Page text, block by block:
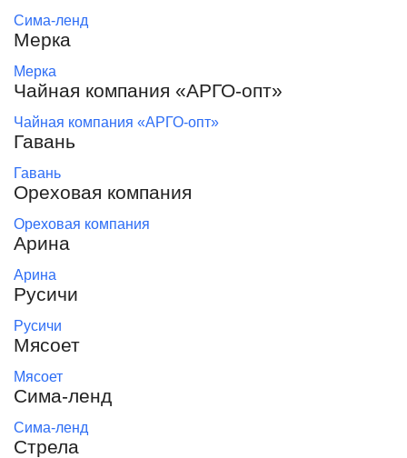
Сима-ленд
Мерка
Мерка
Чайная компания «АРГО-опт»
Чайная компания «АРГО-опт»
Гавань
Гавань
Ореховая компания
Ореховая компания
Арина
Арина
Русичи
Русичи
Мясоет
Мясоет
Сима-ленд
Сима-ленд
Стрела